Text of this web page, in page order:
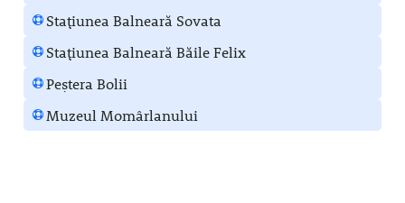
Stațiunea Balneară Sovata
Stațiunea Balneară Băile Felix
Peștera Bolii
Muzeul Momârlanului